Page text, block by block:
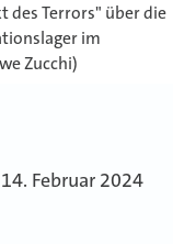
des Terrors" über die
im
Zucchi)
14. Februar 2024